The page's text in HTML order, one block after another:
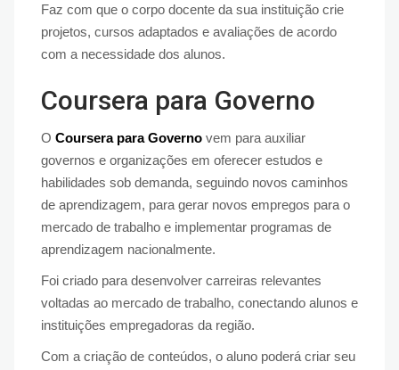
Faz com que o corpo docente da sua instituição crie
projetos, cursos adaptados e avaliações de acordo
com a necessidade dos alunos.
Coursera para Governo
O Coursera para Governo vem para auxiliar
governos e organizações em oferecer estudos e
habilidades sob demanda, seguindo novos caminhos
de aprendizagem, para gerar novos empregos para o
mercado de trabalho e implementar programas de
aprendizagem nacionalmente.
Foi criado para desenvolver carreiras relevantes
voltadas ao mercado de trabalho, conectando alunos e
instituições empregadoras da região.
Com a criação de conteúdos, o aluno poderá criar seu